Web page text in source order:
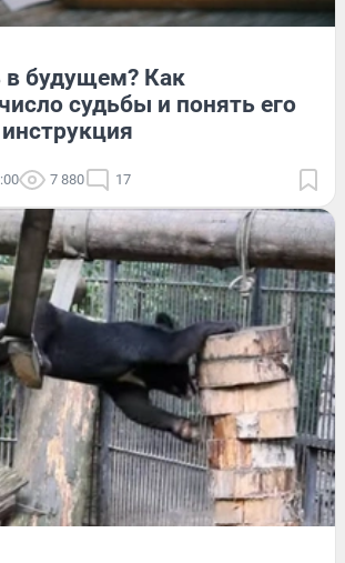
в будущем? Как
судьбы и понять его
7 880 17